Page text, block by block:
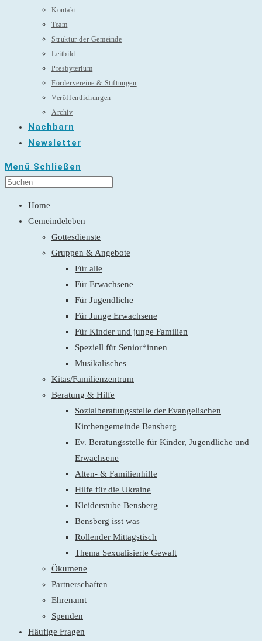
Kontakt
Team
Struktur der Gemeinde
Leitbild
Presbyterium
Fördervereine & Stiftungen
Veröffentlichungen
Archiv
Nachbarn
Newsletter
Menü Schließen
Home
Gemeindeleben
Gottesdienste
Gruppen & Angebote
Für alle
Für Erwachsene
Für Jugendliche
Für Junge Erwachsene
Für Kinder und junge Familien
Speziell für Senior*innen
Musikalisches
Kitas/Familienzentrum
Beratung & Hilfe
Sozialberatungsstelle der Evangelischen
Kirchengemeinde Bensberg
Ev. Beratungsstelle für Kinder, Jugendliche und
Erwachsene
Alten- & Familienhilfe
Hilfe für die Ukraine
Kleiderstube Bensberg
Bensberg isst was
Rollender Mittagstisch
Thema Sexualisierte Gewalt
Ökumene
Partnerschaften
Ehrenamt
Spenden
Häufige Fragen